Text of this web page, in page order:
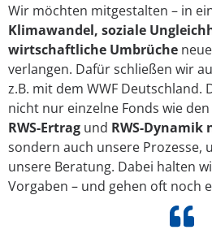
Wir möchten mitgestalten – in
Klimawandel, soziale
wirtschaftliche Umbrüche
verlangen. Dafür schließen wir
z.B. mit dem WWF Deutschland.
nicht nur einzelne Fonds wie den
RWS-Ertrag und RWS-Dynamik
sondern auch unsere Prozesse,
unsere Beratung. Dabei halten
Vorgaben – und gehen oft noch